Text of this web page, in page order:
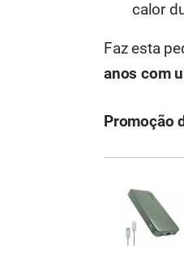
calor
Faz esta
anos com
Promoção